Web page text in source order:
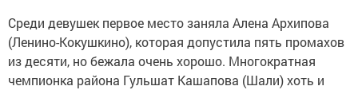
Среди девушек первое место заняла Алена Архипова
(Ленино-Кокушкино), которая допустила пять промахов
из десяти, но бежала очень хорошо. Многократная
чемпионка района Гульшат Кашапова (Шали) хоть и